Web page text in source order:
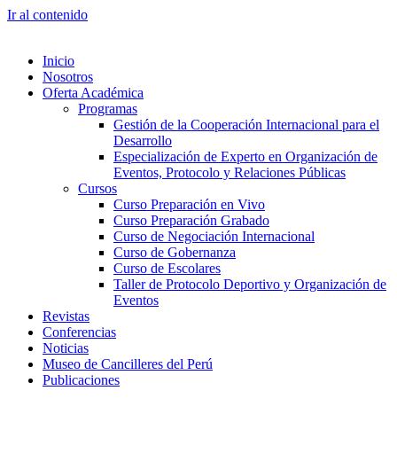
Ir al contenido
Inicio
Nosotros
Oferta Académica
Programas
Gestión de la Cooperación Internacional para el
Desarrollo
Especialización de Experto en Organización de
Eventos, Protocolo y Relaciones Públicas
Cursos
Curso Preparación en Vivo
Curso Preparación Grabado
Curso de Negociación Internacional
Curso de Gobernanza
Curso de Escolares
Taller de Protocolo Deportivo y Organización de
Eventos
Revistas
Conferencias
Noticias
Museo de Cancilleres del Perú
Publicaciones